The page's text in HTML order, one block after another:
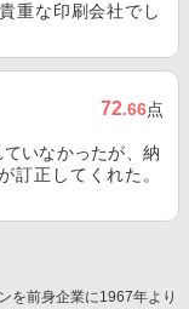
重な印刷会社でし
72.66点
いなかったが、納
訂正してくれた。
を前身企業に1967年より